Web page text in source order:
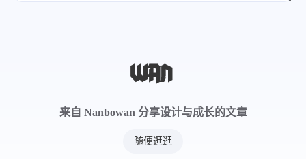
来自 Nanbowan 分享设计与成长的文章
随便逛逛